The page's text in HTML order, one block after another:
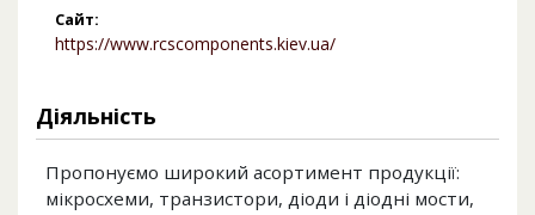
Сайт:
https://www.rcscomponents.kiev.ua/
Діяльність
Пропонуємо широкий асортимент продукції:
мікросхеми, транзистори, діоди і діодні мости,